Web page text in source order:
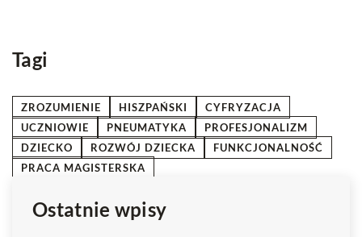
Tagi
ZROZUMIENIE HISZPAŃSKI
CYFRYZACJA
UCZNIOWIE
PNEUMATYKA
PROFESJONALIZM
DZIECKO
ROZWÓJ DZIECKA
FUNKCJONALNOŚĆ
PRACA MAGISTERSKA
Ostatnie wpisy